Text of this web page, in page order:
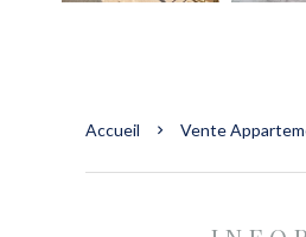
Accueil Vente